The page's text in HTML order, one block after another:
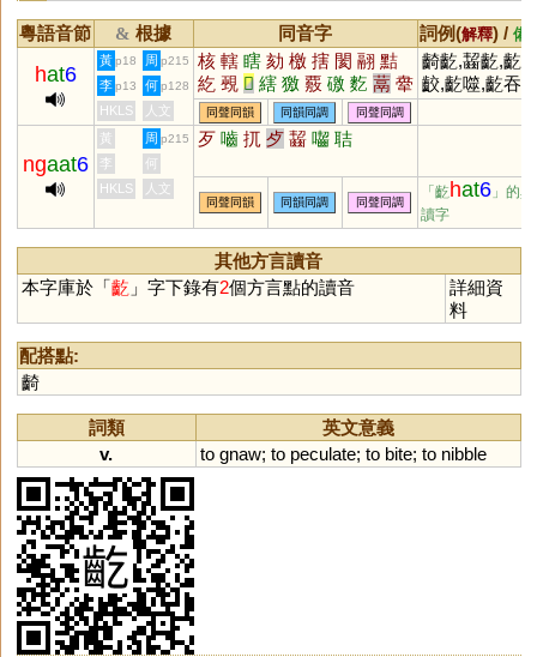
粵語音節 & 根據 同音字 詞例(解釋) / 備
hat6
黃 p18 周 p215 核 轄 瞎 劾 檄 搳 閡 翮 黠
紇 覡 𦵯 縖 獥 覈 礉 麧 蒚 舝
薂 籺 磍 螛 鶷 楁
齮齕,齧齕,齕
齩,齕噬,齕吞
李 p13 何 p128
HKLS 人文 同聲同韻 同韻同調 同聲同調
ngaat6
黃 周 p215 歹 嚙 扤 歺 齧 囓 聐
李
何
HKLS
人文
同聲同韻 同韻同調 同聲同調
「齕hat6 」的異
讀字
其他方言讀音
本字庫於「齕 」字下錄有2個方言點的讀音
詳細資
料
配搭點:
齮
詞類
英文意義
v.
to gnaw; to peculate; to bite; to nibble